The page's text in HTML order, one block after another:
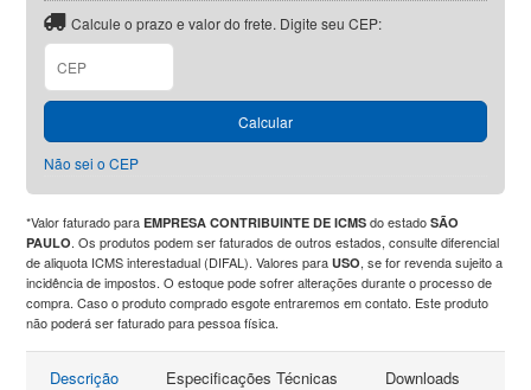
Calcule o prazo e valor do frete. Digite seu CEP:
CEP
Calcular
Não sei o CEP
*Valor faturado paraEMPRESA CONTRIBUINTE DE ICMS do estadoSÃO
PAULO. Os produtos podem ser faturados de outros estados, consulte diferencial
de aliquota ICMS interestadual (DIFAL). Valores paraUSO, se for revenda sujeito a
incidência de impostos. O estoque pode sofrer alterações durante o processo de
compra. Caso o produto comprado esgote entraremos em contato. Este produto
não poderá ser faturado para pessoa física.
Descrição Especificações Técnicas Downloads